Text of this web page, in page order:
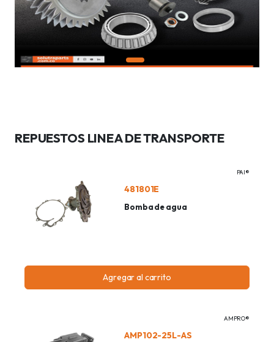
REPUESTOS LINEA DE TRANSPORTE
PAI®
481801E
Bomba de agua
Agregar al carrito
AMPRO®
AMP102-25L-AS